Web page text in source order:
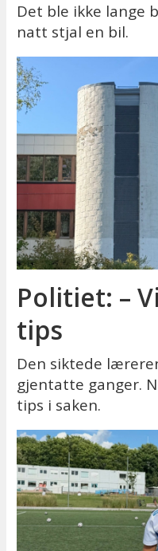
Det ble ikke lange
natt stjal en bil.
Politiet: –
tips
Den siktede
gjentatte ganger.
tips i saken.